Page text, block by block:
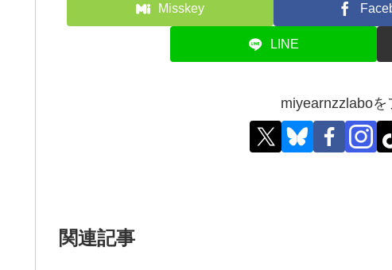
Misskey
LINE
miyearnzzlaboを
関連記事